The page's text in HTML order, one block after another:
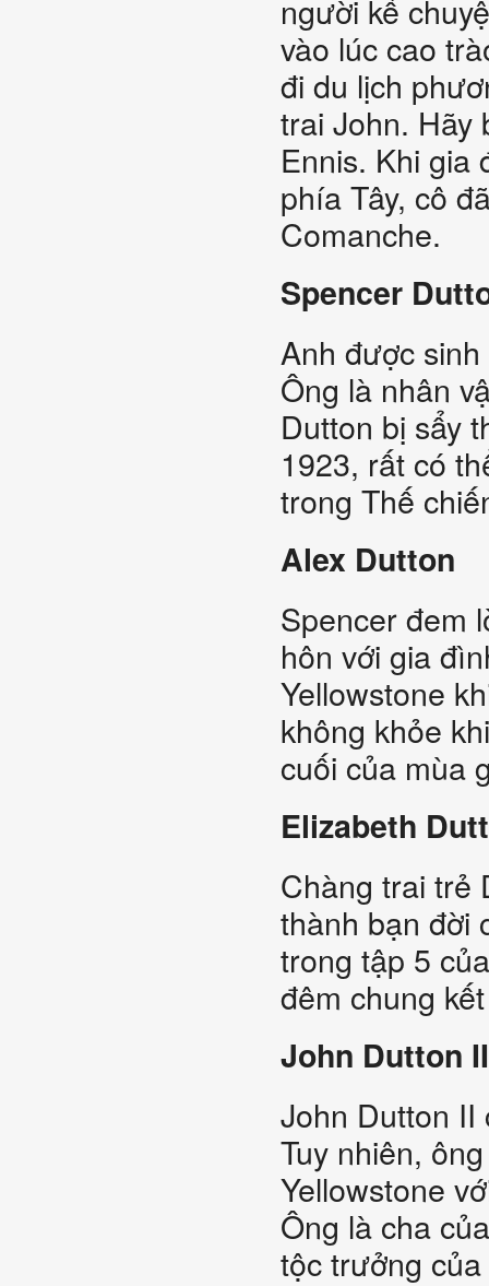
người kể
vào lúc cao
đi du lịch
trai John. Hãy
Ennis. Khi gia
phía Tây, cô
Comanche.
Spencer
Anh được
Ông là nhân
Dutton bị sẩy
1923, rất có
trong Thế
Alex Dutton
Spencer đem
hôn với gia
Yellowstone
không khỏe
cuối của mùa
Elizabeth
Chàng trai trẻ
thành bạn đời
trong tập 5
đêm chung
John Dutton II
John Dutton II
Tuy nhiên,
Yellowstone
Ông là cha
tộc trưởng